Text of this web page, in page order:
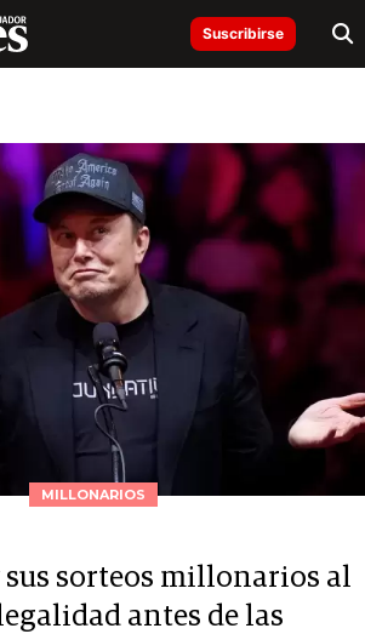
Suscribirse
MILLONARIOS
sorteos millonarios al
antes de las